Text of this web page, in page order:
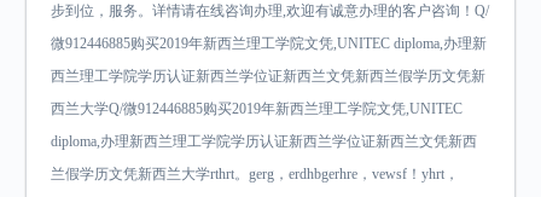
步到位，服务。详情请在线咨询办理,欢迎有诚意办理的客户咨询！Q/
微912446885购买2019年新西兰理工学院文凭,UNITEC diploma,办理新
西兰理工学院学历认证新西兰学位证新西兰文凭新西兰假学历文凭新
西兰大学Q/微912446885购买2019年新西兰理工学院文凭,UNITEC
diploma,办理新西兰理工学院学历认证新西兰学位证新西兰文凭新西
兰假学历文凭新西兰大学rthrt。gerg，erdhbgerhre，vewsf！yhrt，